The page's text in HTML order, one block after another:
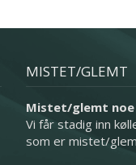
MISTET/GLEMT
Mistet/glemt noe
Vi får stadig inn
som er mistet/